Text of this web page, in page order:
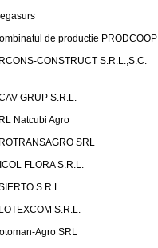
de productie PRODCOOP
CONSTRUCT S.R.L.,S.C.
GRUP S.R.L.
Natcubi Agro
SRL
FLORA S.R.L.
S.R.L.
S.R.L.
Agro SRL